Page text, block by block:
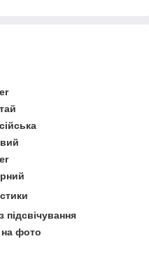
підсвічування
фото